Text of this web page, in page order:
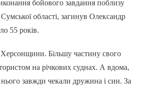
бойового завдання поблизу
області, загинув Олександр
55 років.
Більшу частину свого
на річкових суднах. А вдома,
нього завжди чекали дружина і син. За